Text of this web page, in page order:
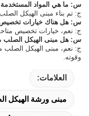
س: ما هي المواد المستخدمة
ج: تم بناء مبنى الهيكل
س: هل هناك خيارات تخصيص
ج: نعم، خيارات تخصيص متاحة
س: هل مبنى الهيكل الصلب
ج: نعم، مبنى الهيكل الصلب
وقوته.
العلامات:
مبنى ورشة الهيكل